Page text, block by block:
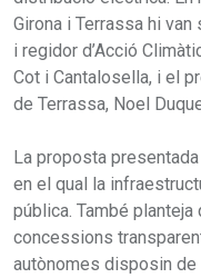
Girona i Terrassa hi van
i regidor d’Acció
Cot i Cantalosella, i el
de Terrassa, Noel
La proposta
en el qual la
pública. També
concessions
autònomes disposin